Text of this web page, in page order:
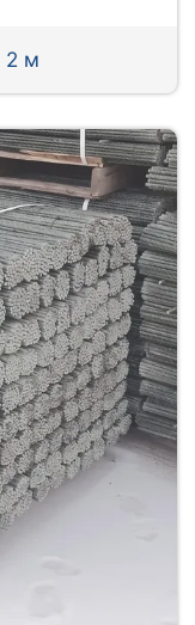
2 м